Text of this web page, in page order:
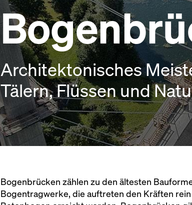
Architektonisches
Tälern, Flüssen und
Bogenbrücken zählen zu den ältesten
Bogentragwerke, die auftreten den Kräften